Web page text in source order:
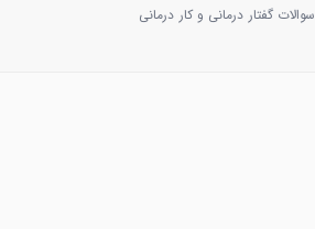
سوالات گفتار درمانی و کار درمانی